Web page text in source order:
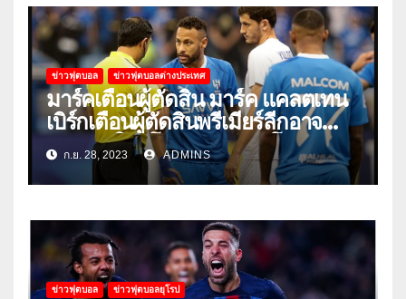
ข่าวฟุตบอล ข่าวฟุตบอลต่างประเทศ
มาร์คเตือนผู้ตัดสิน มาร์ค แคลตเทน
เบิร์กเตือนผู้ตัดสินพรีเมียร์ลีกอาจ
‘ยอมแพ้ในยูโรหรือฟุตบอลโลก’
ก.ย. 28, 2023 ADMINS
ข่าวฟุตบอล ข่าวฟุตบอลยุโรป